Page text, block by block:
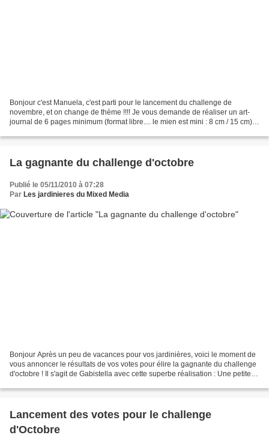
Bonjour c'est Manuela, c'est parti pour le lancement du challenge de
novembre, et on change de thème !!!! Je vous demande de réaliser un art-
journal de 6 pages minimum (format libre.... le mien est mini : 8 cm / 15 cm)
La gagnante du challenge d'octobre
Publié le 05/11/2010 à 07:28
Par Les jardinieres du Mixed Media
Bonjour Après un peu de vacances pour vos jardinières, voici le moment de
vous annoncer le résultats de vos votes pour élire la gagnante du challenge
d'octobre ! Il s'agit de Gabistella avec cette superbe réalisation : Une petite
Lancement des votes pour le challenge
d'Octobre